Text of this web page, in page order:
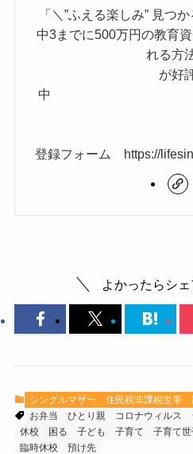
シングルマザー 住民税非課税世帯
お弁当
ひとり親 コロナウィルス
休校
困る 子ども 子育て 子育て
臨時休校
預け先
よかったらシェ
「＼”ふえる楽しみ” 見つ
中3までに500万円の教育
れる方
が好
登録フォーム https://